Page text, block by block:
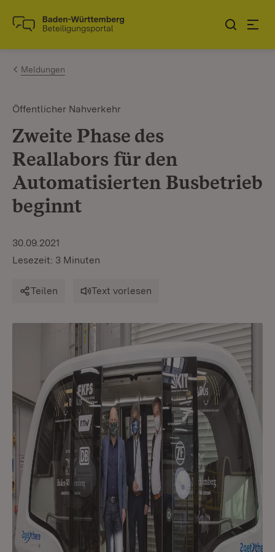
Zum Inhalt springen
Link zur Startseite
Meldungen
Öffentlicher Nahverkehr
Zweite Phase des
Reallabors für den
Automatisierten Busbetrieb
beginnt
30.09.2021
Lesezeit: 3 Minuten
Teilen Text vorlesen